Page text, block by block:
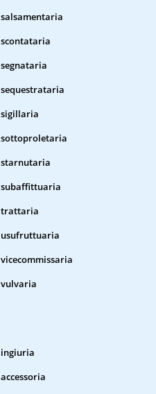
salsamentaria
scontataria
segnataria
sequestrataria
sigillaria
sottoproletaria
starnutaria
subaffittuaria
trattaria
usufruttuaria
vicecommissaria
vulvaria
ingiuria
accessoria